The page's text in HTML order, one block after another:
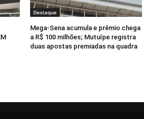
Destaque
Mega-Sena acumula e prêmio chega
a R$ 100 milhões; Mutuípe registra
duas apostas premiadas na quadra